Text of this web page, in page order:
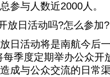
参与人数近2000人。
日活动吗?怎么参加?
活动将是南航今后一
每季度定期举办公众开
成与公众交流的日常